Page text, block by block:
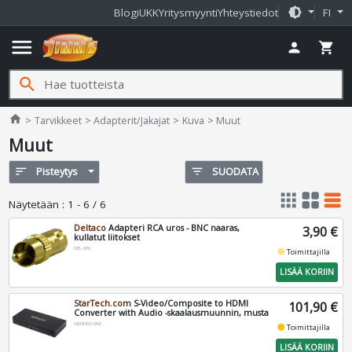
BlogiUKKYritysmyyntiYhteystiedot brightness_medium FI
menu person shopping_cart
search
home Jimms.fi
Tarvikkeet Adapterit/Jakajat Kuva Muut
Muut
sort Pisteytys filter_list SUODATA
Näytetään : 1 - 6 / 6 apps grid_view table_rows
Deltaco Adapteri RCA uros - BNC naaras,
kullatut liitokset
DEL-670
3,90 €
fiber_manual_recordToimittajilla
LISÄÄ KORIIN
StarTech.com S-Video/Composite to HDMI
Converter with Audio -skaalausmuunnin, musta
VID2HDCON2
101,90 €
fiber_manual_recordToimittajilla
LISÄÄ KORIIN